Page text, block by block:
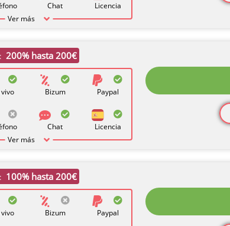
Ver más
Chat Licencia
200% hasta 200€
Ver más
vivo Bizum Paypal
Chat Licencia
100% hasta 200€
vivo Bizum Paypal